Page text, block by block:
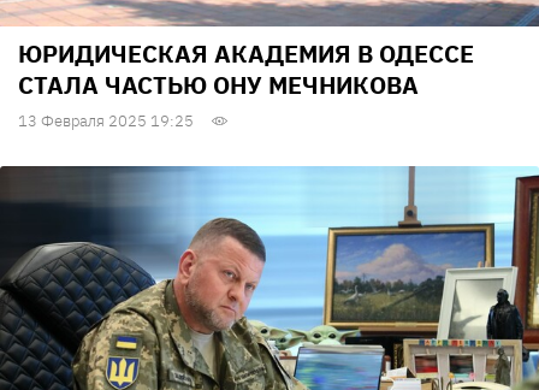
ЮРИДИЧЕСКАЯ АКАДЕМИЯ В ОДЕССЕ
СТАЛА ЧАСТЬЮ ОНУ МЕЧНИКОВА
13 Февраля 2025 19:25